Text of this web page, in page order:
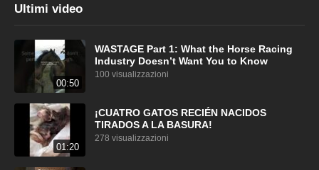
Ultimi video
00:50
WASTAGE Part 1: What the Horse Racing
Industry Doesn’t Want You to Know
100 visualizzazioni
01:20
¡CUATRO GATOS RECIÉN NACIDOS
TIRADOS A LA BASURA!
278 visualizzazioni